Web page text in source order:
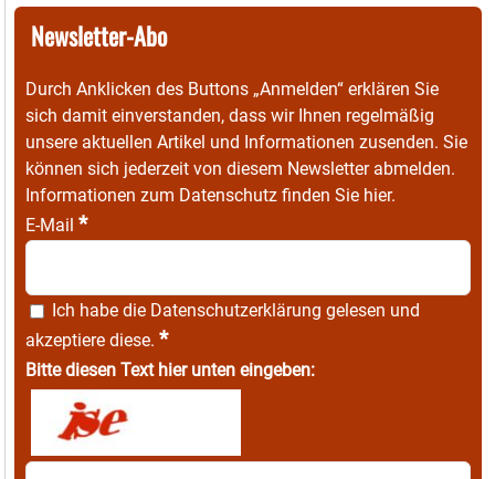
Newsletter-Abo
Durch Anklicken des Buttons „Anmelden“ erklären Sie
sich damit einverstanden, dass wir Ihnen regelmäßig
unsere aktuellen Artikel und Informationen zusenden. Sie
können sich jederzeit von diesem Newsletter abmelden.
Informationen zum Datenschutz finden Sie hier.
E-Mail *
Ich habe die Datenschutzerklärung gelesen und
akzeptiere diese. *
Bitte diesen Text hier unten eingeben: